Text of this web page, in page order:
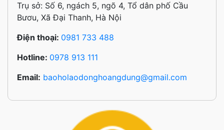
Trụ sở: Số 6, ngách 5, ngõ 4, Tổ dân phố Cầu
Bươu, Xã Đại Thanh, Hà Nội
Điện thoại: 0981 733 488
Hotline: 0978 913 111
Email: baoholaodonghoangdung@gmail.com